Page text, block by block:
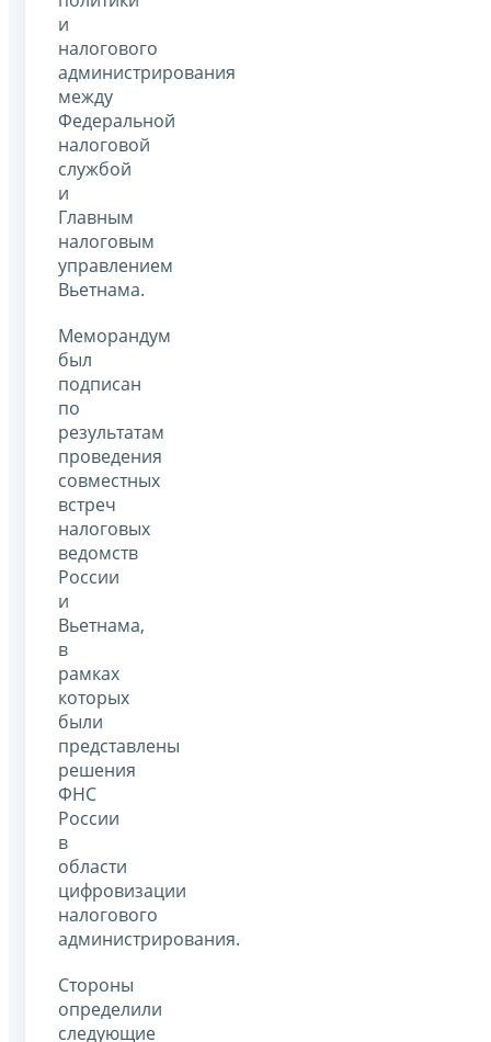
и
налогового
администрирования
между
Федеральной
налоговой
службой
и
Главным
налоговым
управлением
Вьетнама.
Меморандум
был
подписан
по
результатам
проведения
совместных
встреч
налоговых
ведомств
России
и
Вьетнама,
в
рамках
которых
были
представлены
решения
ФНС
России
в
области
цифровизации
налогового
администрирования.
Стороны
определили
следующие